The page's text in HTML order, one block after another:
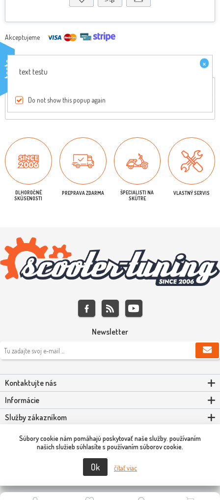
Akceptujeme
Originálny diel, pre viac informácií nás kontaktujte
DLHOROČNÉ
SKÚSENOSTI
PREPRAVA ZDARMA
ŠPECIALISTI NA
SKÚTRE
VLASTNÝ SERVIS
Newsletter
Kontaktujte nás
Informácie
Služby zákazníkom
Môj účet
Copyright © 2026 Scooter-Tuning SK. Všetky práva vyhradené.
testo
Súbory cookie nám pomáhajú poskytovať naše služby. používaním
našich služieb súhlasíte s používaním súborov cookie.
Ok čítať viac
×
text testu
Do not show this popup again